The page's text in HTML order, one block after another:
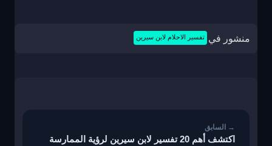
منشور في تفسير الاحلام لابن سيرين
اكتشف أهم 20 تفسير لابن سيرين لرؤية الممارسة